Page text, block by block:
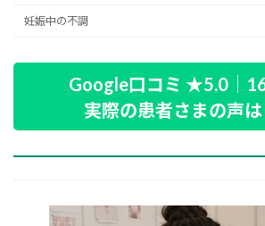
妊娠中の不調
Google口コミ ★5.0｜
実際の患者さまの声